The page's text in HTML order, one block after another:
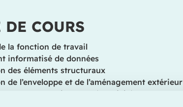
COURS
la fonction de travail
informatisé de données
des éléments structuraux
de l’enveloppe et de l’aménagement extérieur
de la plomberie et de l’électricité